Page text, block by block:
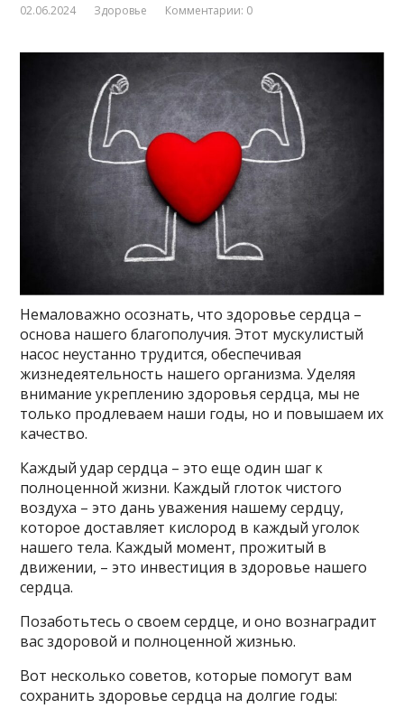
02.06.2024 Здоровье Комментарии: 0
Немаловажно осознать, что здоровье сердца –
основа нашего благополучия. Этот мускулистый
насос неустанно трудится, обеспечивая
жизнедеятельность нашего организма. Уделяя
внимание укреплению здоровья сердца, мы не
только продлеваем наши годы, но и повышаем их
качество.
Каждый удар сердца – это еще один шаг к
полноценной жизни. Каждый глоток чистого
воздуха – это дань уважения нашему сердцу,
которое доставляет кислород в каждый уголок
нашего тела. Каждый момент, прожитый в
движении, – это инвестиция в здоровье нашего
сердца.
Позаботьтесь о своем сердце, и оно вознаградит
вас здоровой и полноценной жизнью.
Вот несколько советов, которые помогут вам
сохранить здоровье сердца на долгие годы: